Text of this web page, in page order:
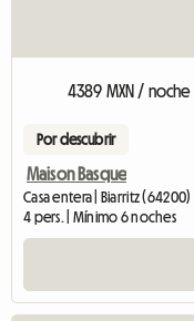
4389 MXN / noche
Por descubrir
Maison Basque
Casa entera | Biarritz (64200)
4 pers. | Mínimo 6 noches